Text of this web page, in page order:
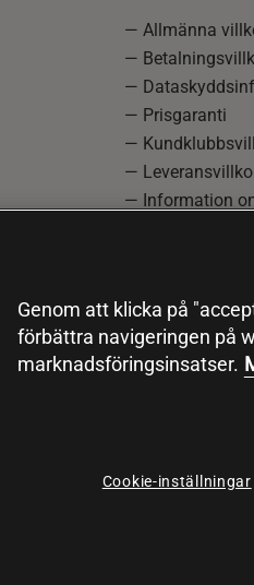
— Allmänna
—
—
— Prisgaranti
—
—
— Information
Genom att klicka på
förbättra navigeringen på
marknadsföringsinsatser.
Cookie-inställningar